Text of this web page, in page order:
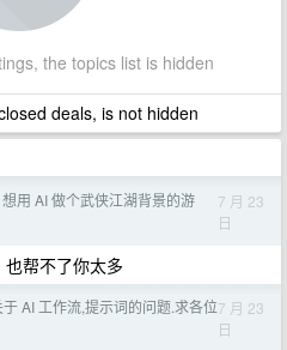
the topics list is hidden
deals, is not hidden
想用 AI 做个武侠江湖背景的游
7 月 23
日
帮不了你太多
于 AI 工作流,提示词的问题.求各位7 月 23
日